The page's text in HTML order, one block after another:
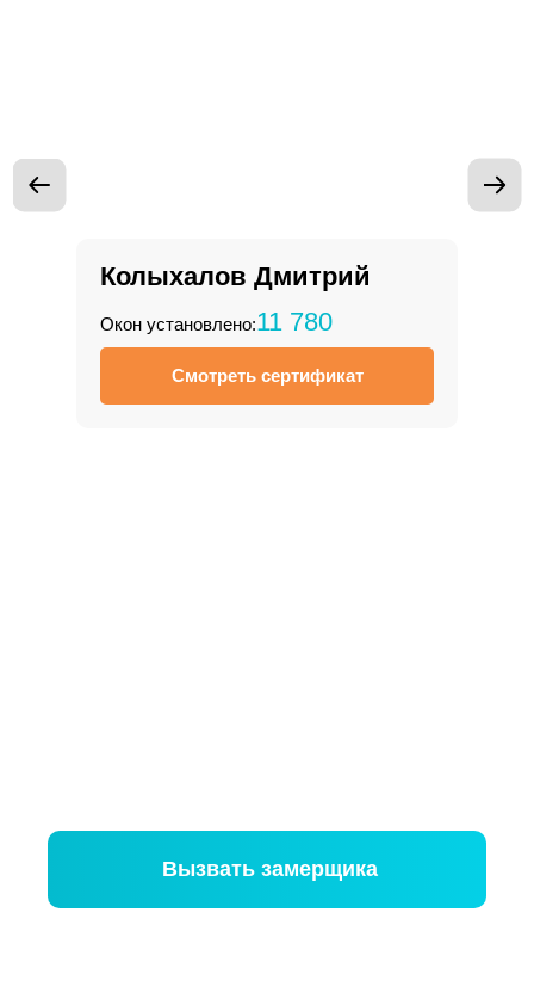
Колыхалов Дмитрий
Окон установлено:11 780
Смотреть сертификат
Вызвать замерщика